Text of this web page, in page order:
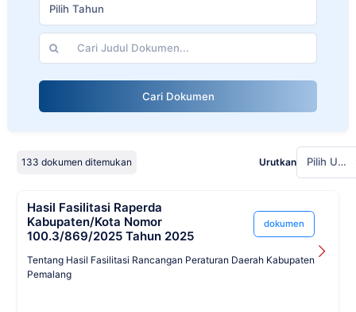
Pilih Tahun
Cari Dokumen
133 dokumen ditemukan Urutkan Pilih Urutan
Hasil Fasilitasi Raperda
Kabupaten/Kota Nomor
100.3/869/2025 Tahun 2025
dokumen
Tentang Hasil Fasilitasi Rancangan Peraturan Daerah Kabupaten
Pemalang